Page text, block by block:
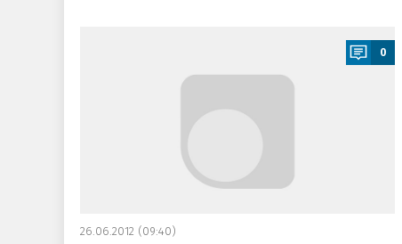
0
26.06.2012 (09:40)